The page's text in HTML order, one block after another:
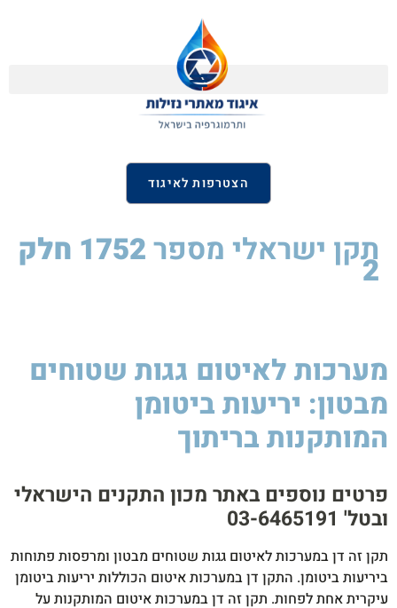
הצטרפות לאיגוד
תקן ישראלי מספר1752 חלק 2
מערכות לאיטום גגות שטוחים
מבטון: יריעות ביטומן
המותקנות בריתוך
פרטים נוספים באתר מכון התקנים הישראלי
ובטל' 03-6465191​
תקן זה דן במערכות לאיטום גגות שטוחים מבטון ומרפסות פתוחות
ביריעות ביטומן. התקן דן במערכות איטום הכוללות יריעות ביטומן
עיקרית אחת לפחות. תקן זה דן במערכות איטום המותקנות על